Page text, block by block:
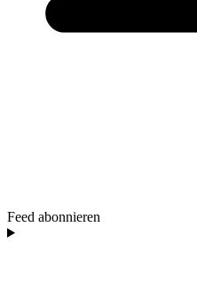
Feed abonnieren